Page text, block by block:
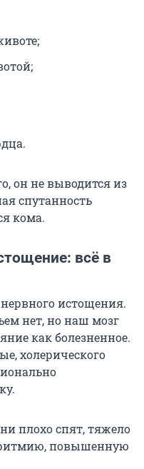
он не выводится из
спутанность
кома.
всё в
истощения.
нет, но наш мозг
как болезненное.
холерического
плохо спят, тяжело
повышенную